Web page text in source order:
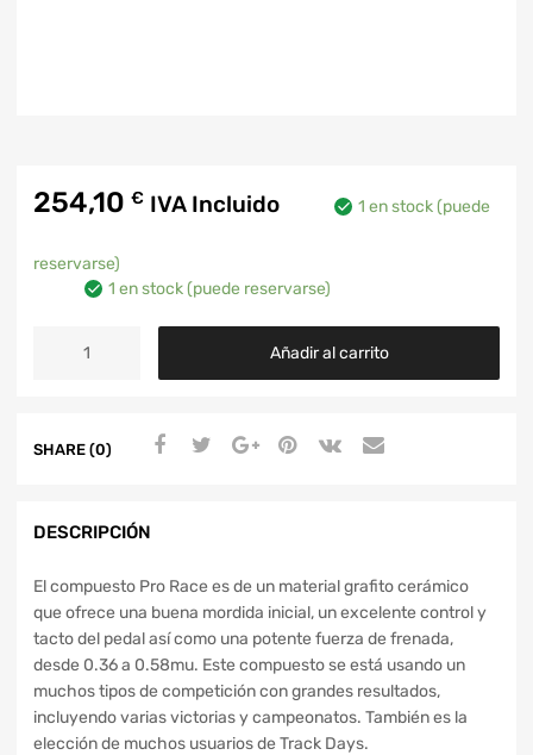
254,10 € IVA Incluido 1 en stock (puede
reservarse)
1 en stock (puede reservarse)
Añadir al carrito
SHARE (0)
DESCRIPCIÓN
El compuesto Pro Race es de un material grafito cerámico
que ofrece una buena mordida inicial, un excelente control y
tacto del pedal así como una potente fuerza de frenada,
desde 0.36 a 0.58mu. Este compuesto se está usando un
muchos tipos de competición con grandes resultados,
incluyendo varias victorias y campeonatos. También es la
elección de muchos usuarios de Track Days.